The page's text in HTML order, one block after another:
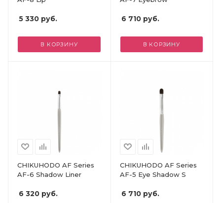
5 330 руб.
В КОРЗИНУ
6 710руб.
В КОРЗИНУ
CHIKUHODO AF Series
AF-6 Shadow Liner
6 320 руб.
CHIKUHODO AF Series
AF-5 Eye Shadow S
6 710руб.